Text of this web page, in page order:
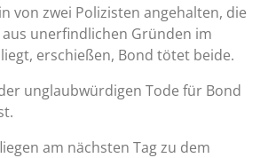
von zwei Polizisten angehalten, die
unerfindlichen Gründen im
erschießen, Bond tötet beide.
unglaubwürdigen Tode für Bond
am nächsten Tag zu dem